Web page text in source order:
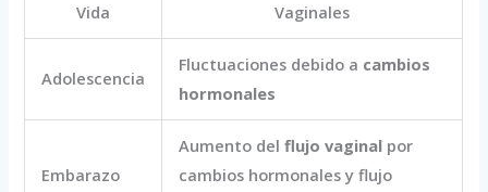
Vida
Vaginales
Adolescencia
Fluctuaciones debido a cambios
hormonales
Embarazo
Aumento delflujo vaginal por
cambios hormonales y flujo